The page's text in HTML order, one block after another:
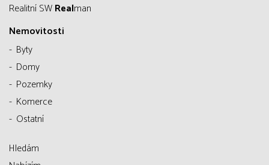
Realitní SWRealman
Nemovitosti
Byty
Domy
Pozemky
Komerce
Ostatní
Hledám